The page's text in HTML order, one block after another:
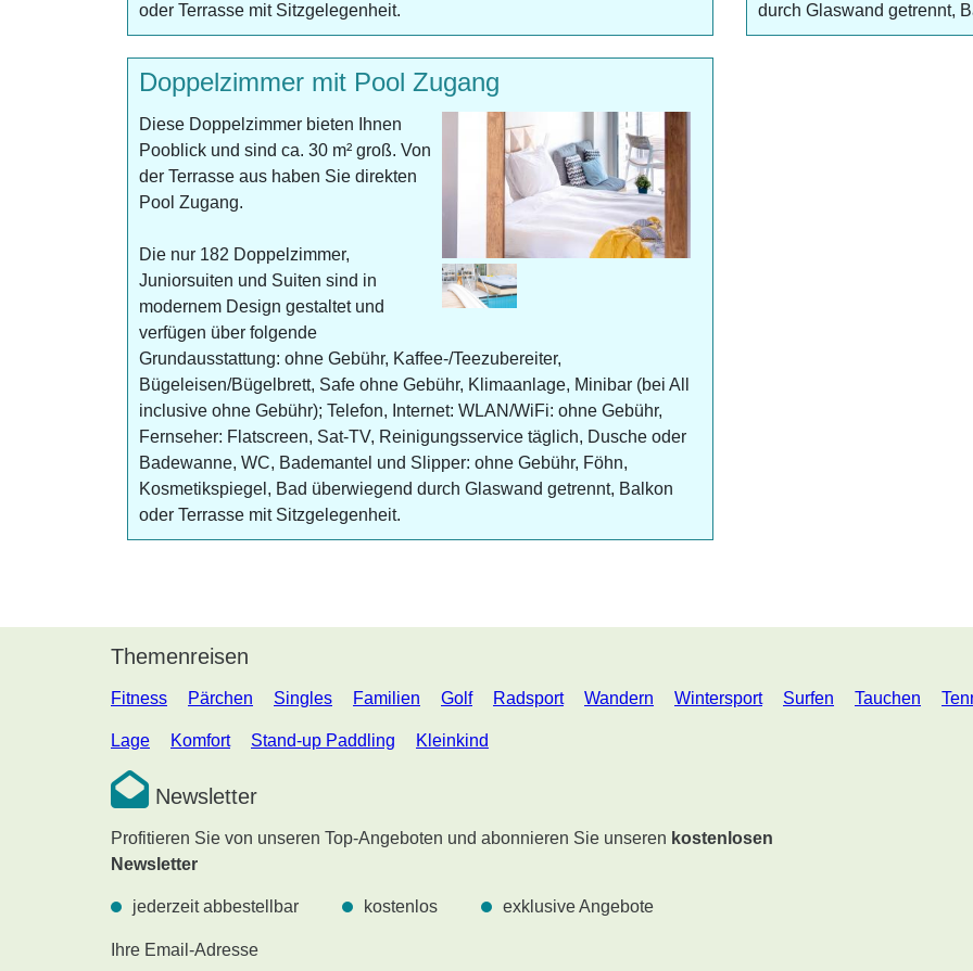
oder Terrasse mit Sitzgelegenheit.
durch Glaswand getrennt,
Doppelzimmer mit Pool Zugang
Diese Doppelzimmer bieten Ihnen
Pooblick und sind ca. 30 m² groß. Von
der Terrasse aus haben Sie direkten
Pool Zugang.
Die nur 182 Doppelzimmer,
Juniorsuiten und Suiten sind in
modernem Design gestaltet und
verfügen über folgende
Grundausstattung: ohne Gebühr, Kaffee-/Teezubereiter,
Bügeleisen/Bügelbrett, Safe ohne Gebühr, Klimaanlage, Minibar (bei All
inclusive ohne Gebühr); Telefon, Internet: WLAN/WiFi: ohne Gebühr,
Fernseher: Flatscreen, Sat-TV, Reinigungsservice täglich, Dusche oder
Badewanne, WC, Bademantel und Slipper: ohne Gebühr, Föhn,
Kosmetikspiegel, Bad überwiegend durch Glaswand getrennt, Balkon
oder Terrasse mit Sitzgelegenheit.
Themenreisen
Fitness Pärchen Singles Familien Golf Radsport Wandern Wintersport Surfen Tauchen
Lage Komfort Stand-up Paddling Kleinkind
Newsletter
Profitieren Sie von unseren Top-Angeboten und abonnieren Sie unseren kostenlosen
Newsletter
jederzeit abbestellbar kostenlos exklusive Angebote
Ihre Email-Adresse